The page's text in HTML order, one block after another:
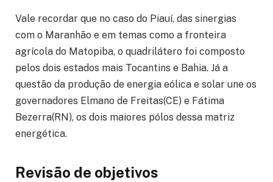
Vale recordar que no caso do Piauí, das sinergias
com o Maranhão e em temas como a fronteira
agrícola do Matopiba, o quadrilátero foi composto
pelos dois estados mais Tocantins e Bahia. Já a
questão da produção de energia eólica e solar une os
governadores Elmano de Freitas(CE) e Fátima
Bezerra(RN), os dois maiores pólos dessa matriz
energética.
Revisão de objetivos